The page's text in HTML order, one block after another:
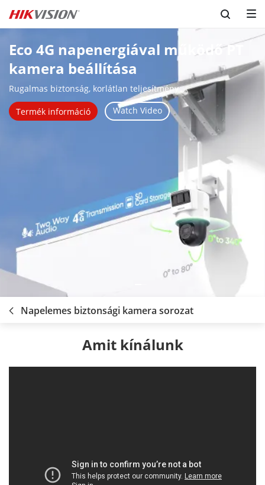
Eco 4G napenergiával működő PT
kamera beállítása
Rugalmas biztonság, korlátlan teljesítmény
Termék információ Watch Video
Napelemes biztonsági kamera sorozat
Amit kínálunk